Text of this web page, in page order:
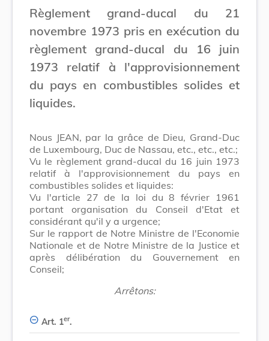
Règlement grand-ducal du 21
novembre 1973 pris en exécution du
règlement grand-ducal du 16 juin
1973 relatif à l'approvisionnement
du pays en combustibles solides et
liquides.
Nous JEAN, par la grâce de Dieu, Grand-Duc
de Luxembourg, Duc de Nassau, etc., etc., etc.;
Vu le règlement grand-ducal du 16 juin 1973
relatif à l'approvisionnement du pays en
combustibles solides et liquides:
Vu l'article 27 de la loi du 8 février 1961
portant organisation du Conseil d'Etat et
considérant qu'il y a urgence;
Sur le rapport de Notre Ministre de l'Economie
Nationale et de Notre Ministre de la Justice et
après délibération du Gouvernement en
Conseil;
Arrêtons:
Art. 1er.